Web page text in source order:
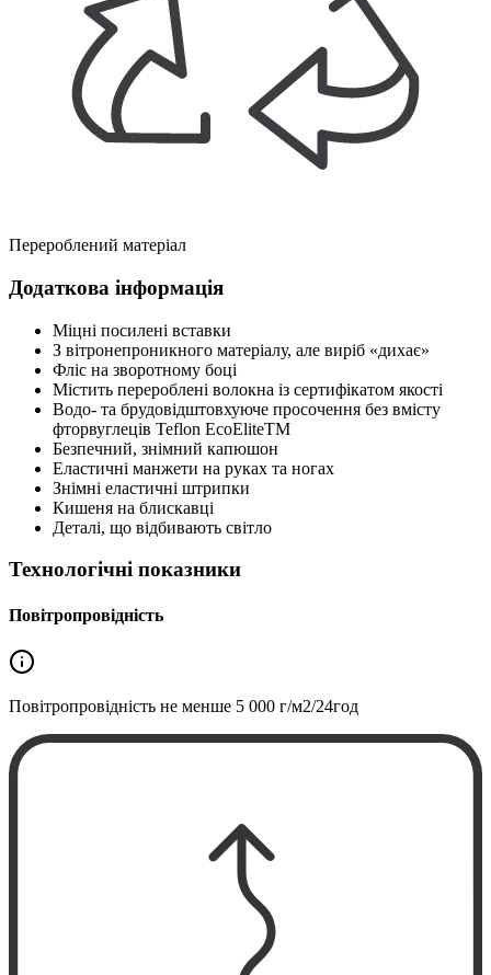
Перероблений матеріал
Додаткова інформація
Міцні посилені вставки
З вітронепроникного матеріалу, але виріб «дихає»
Фліс на зворотному боці
Містить перероблені волокна із сертифікатом якості
Водо- та брудовідштовхуюче просочення без вмісту
фторвуглеців Teflon EcoEliteTM
Безпечний, знімний капюшон
Еластичні манжети на руках та ногах
Знімні еластичні штрипки
Кишеня на блискавці
Деталі, що відбивають світло
Технологічні показники
Повітропровідність
Повітропровідність не менше 5 000 г/м2/24год